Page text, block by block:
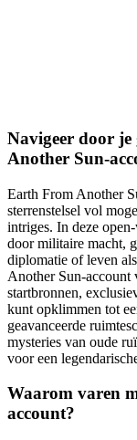
Navigeer door je
Another Sun-
Earth From Another
sterrenstelsel vol
intriges. In deze
door militaire macht,
diplomatie of leven
Another Sun-account
startbronnen,
kunt opklimmen tot
geavanceerde
mysteries van oude
voor een
Waarom varen
account?